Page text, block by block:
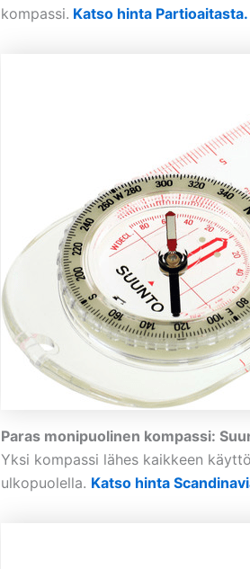
kompassi. Katso hinta Partioaitasta.
Paras monipuolinen kompassi:
Yksi kompassi lähes kaikkeen
ulkopuolella. Katso hinta